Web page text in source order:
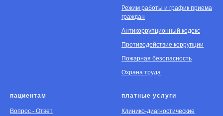
Режим работы и график приема
граждан
Антикоррупционный кодекс
Противодействие коррупции
Пожарная безопасность
Охрана труда
пациентам
Вопрос - Ответ
платные услуги
Клинико-диагностические